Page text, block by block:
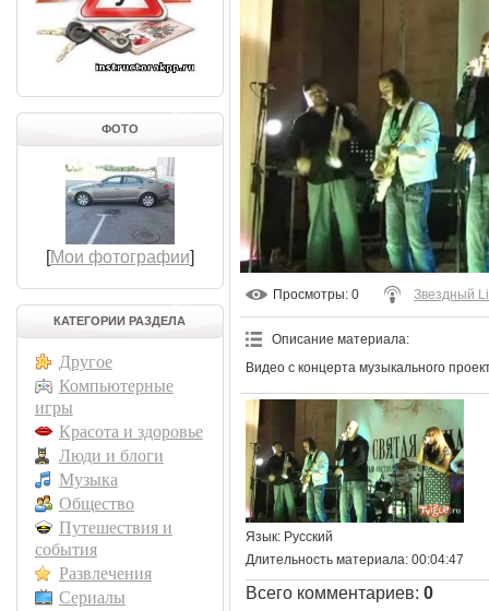
ФОТО
[Мои фотографии]
КАТЕГОРИИ РАЗДЕЛА
Другое
Компьютерные
игры
Красота и здоровье
Люди и блоги
Музыка
Общество
Путешествия и
события
Развлечения
Сериалы
Просмотры: 0 Звездный
Описание материала:
Видео с концерта музыкального
Язык: Русский
Длительность материала: 00:04:47
Всего комментариев: 0